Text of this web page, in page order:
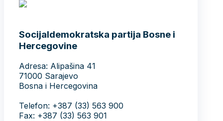
Socijaldemokratska partija Bosne i
Hercegovine
Adresa: Alipašina 41
71000 Sarajevo
Bosna i Hercegovina
Telefon: +387 (33) 563 900
Fax: +387 (33) 563 901